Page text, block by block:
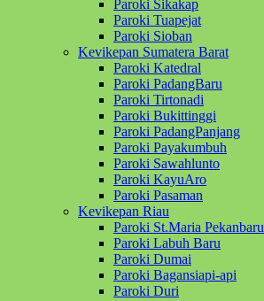
Paroki Sikakap
Paroki Tuapejat
Paroki Sioban
Kevikepan Sumatera Barat
Paroki Katedral
Paroki PadangBaru
Paroki Tirtonadi
Paroki Bukittinggi
Paroki PadangPanjang
Paroki Payakumbuh
Paroki Sawahlunto
Paroki KayuAro
Paroki Pasaman
Kevikepan Riau
Paroki St.Maria Pekanbaru
Paroki Labuh Baru
Paroki Dumai
Paroki Bagansiapi-api
Paroki Duri